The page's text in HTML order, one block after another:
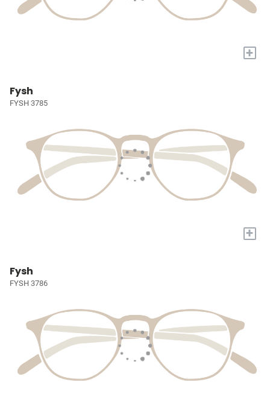
+
Fysh
FYSH 3785
+
Fysh
FYSH 3786